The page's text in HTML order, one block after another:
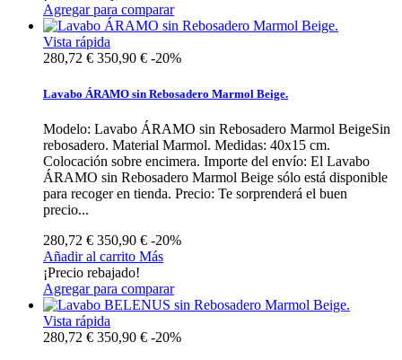
Agregar para comparar
Vista rápida
280,72 € 350,90 € -20%
Lavabo ÁRAMO sin Rebosadero Marmol Beige.
Modelo: Lavabo ÁRAMO sin Rebosadero Marmol BeigeSin
rebosadero. Material Marmol. Medidas: 40x15 cm.
Colocación sobre encimera. Importe del envío: El Lavabo
ÁRAMO sin Rebosadero Marmol Beige sólo está disponible
para recoger en tienda. Precio: Te sorprenderá el buen
precio...
280,72 € 350,90 € -20%
Añadir al carrito Más
¡Precio rebajado!
Agregar para comparar
Vista rápida
280,72 € 350,90 € -20%